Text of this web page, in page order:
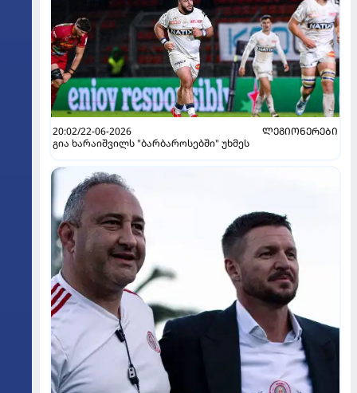
20:02/22-06-2026
ᲚᲔᲒᲘᲝᲜᲔᲠᲔᲑᲘ
გია ხარაიშვილს "ბარბაროსებში" უხმეს